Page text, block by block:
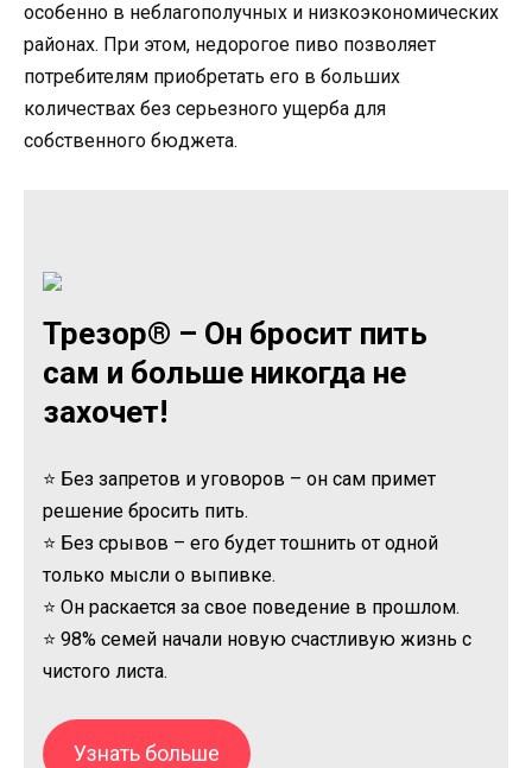
особенно в неблагополучных и низкоэкономических
районах. При этом, недорогое пиво позволяет
потребителям приобретать его в больших
количествах без серьезного ущерба для
собственного бюджета.
Трезор® – Он бросит пить
сам и больше никогда не
захочет!
⭐ Без запретов и уговоров – он сам примет
решение бросить пить.
⭐ Без срывов – его будет тошнить от одной
только мысли о выпивке.
⭐ Он раскается за свое поведение в прошлом.
⭐ 98% семей начали новую счастливую жизнь с
чистого листа.
Узнать больше